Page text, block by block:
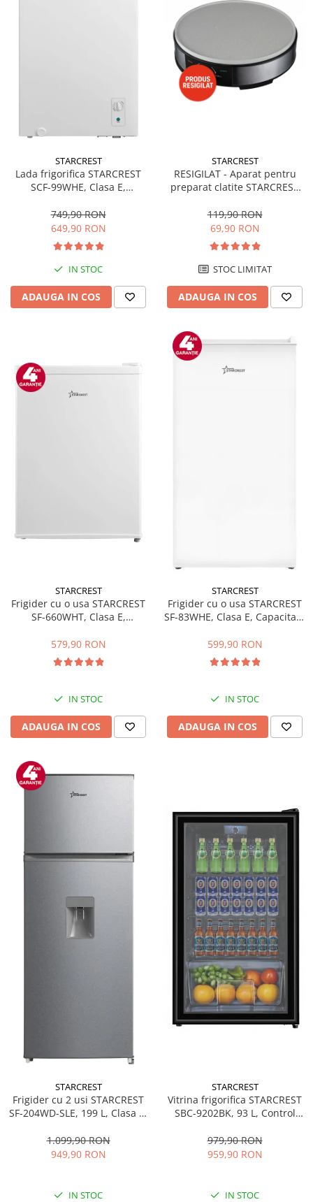
STARCREST
Lada frigorifica STARCREST
SCF-99WHE, Clasa E,
convertibil - functie frigider,
Termostat reglabil, Alb
749,90 RON
649,90 RON
IN STOC
ADAUGA IN COS
STARCREST
RESIGILAT - Aparat pentru
preparat clatite STARCREST
invelis ceramic antiaderent,
30 cm, Inox / Negru
119,90 RON
69,90 RON
STOC LIMITAT
ADAUGA IN COS
STARCREST
Frigider cu o usa STARCREST
SF-660WHT, Clasa E,
579,90 RON
IN STOC
ADAUGA IN COS
STARCREST
Frigider cu o usa STARCREST
SF-83WHE, Clasa E, Capacitate
Compartiment gheata, H 85
cm, Alb
599,90 RON
IN STOC
ADAUGA IN COS
STARCREST
Frigider cu 2 usi STARCREST
SF-204WD-SLE, 199 L, Clasa E,
Termostat Ajustabil, Usi
reversibile, H 143 cm, Argintiu
1.099,90 RON
949,90 RON
IN STOC
STARCREST
Vitrina frigorifica STARCREST
SBC-9202BK, 93 L, Control
83.2 cm, Negru
979,90 RON
959,90 RON
IN STOC